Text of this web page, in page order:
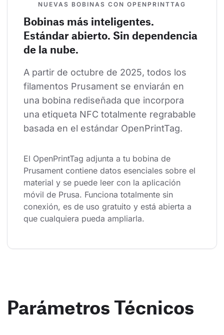
NUEVAS BOBINAS CON OPENPRINTTAG
Bobinas más inteligentes.
Estándar abierto. Sin dependencia
de la nube.
A partir de octubre de 2025, todos los
filamentos Prusament se enviarán en
una bobina rediseñada que incorpora
una etiqueta NFC totalmente regrabable
basada en el estándar OpenPrintTag.
El OpenPrintTag adjunta a tu bobina de
Prusament contiene datos esenciales sobre el
material y se puede leer con la aplicación
móvil de Prusa. Funciona totalmente sin
conexión, es de uso gratuito y está abierta a
que cualquiera pueda ampliarla.
Parámetros Técnicos